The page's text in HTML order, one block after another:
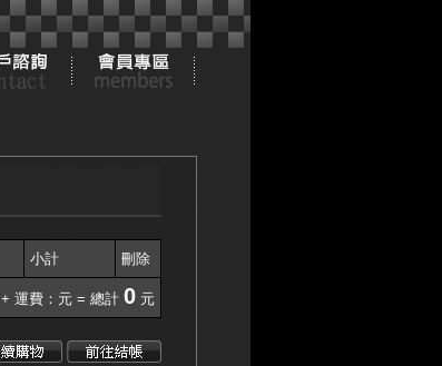
小計 刪除
運費：元 = 總計 0 元